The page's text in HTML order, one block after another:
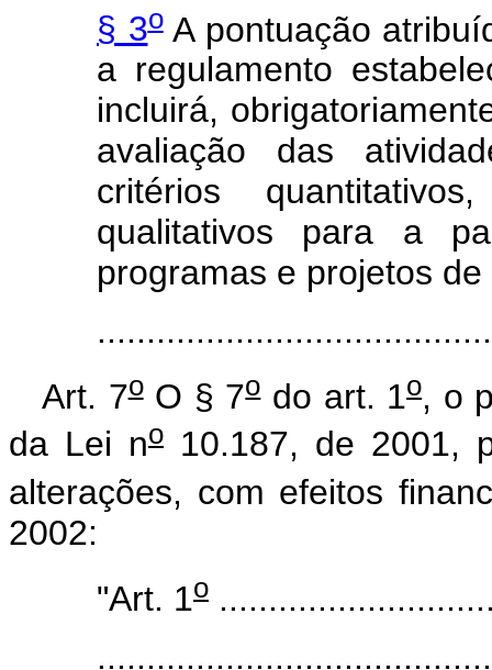
§ 3oA pontuação
a regulamento
incluirá,
avaliação das
critérios
qualitativos para a
programas e projetos
Art. 7oO § 7odo art. 1o, o
da Lei no 10.187, de 2001,
alterações, com efeitos
2002:
"Art. 1o